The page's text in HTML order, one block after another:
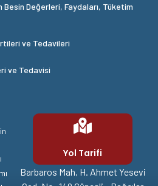
Besin Değerleri, Faydaları, Tüketim
ve Tedavileri
ve Tedavisi
Yol Tarifi
Barbaros Mah, H. Ahmet Yesevi